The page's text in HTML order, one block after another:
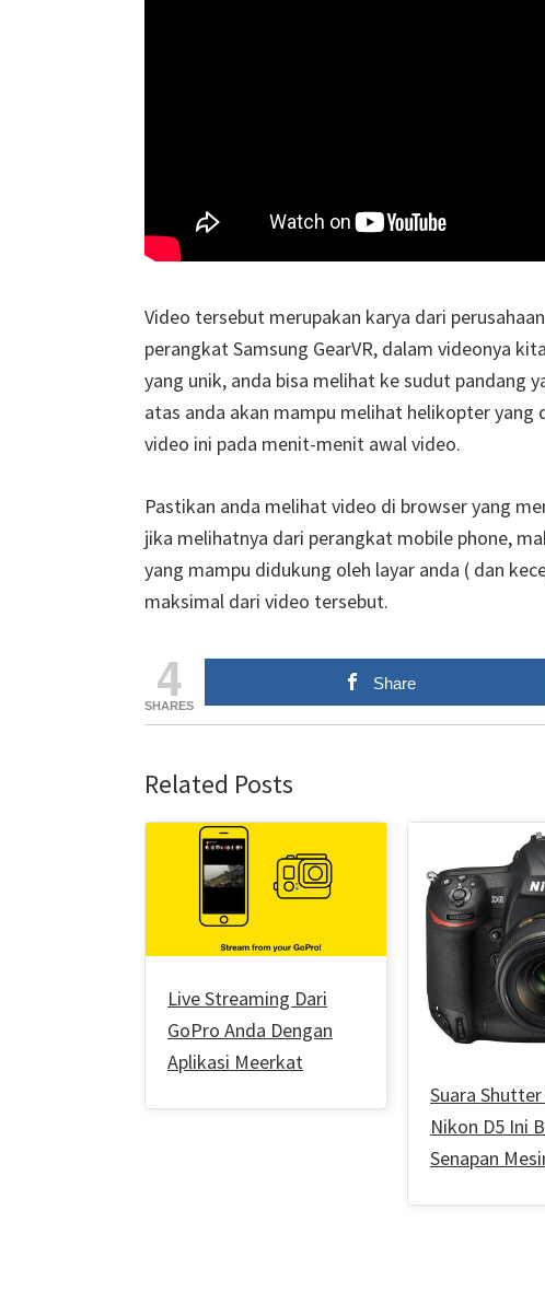
Video tersebut merupakan karya dari
perangkat Samsung GearVR, dalam videonya
yang unik, anda bisa melihat ke sudut pandang
atas anda akan mampu melihat helikopter
video ini pada menit-menit awal video.
Pastikan anda melihat video di browser yang
jika melihatnya dari perangkat mobile phone,
yang mampu didukung oleh layar anda ( dan
maksimal dari video tersebut.
4
SHARES
Share
Related Posts
Live Streaming Dari
GoPro Anda Dengan
Aplikasi Meerkat
Suara
Nikon D5 Ini
Senapan